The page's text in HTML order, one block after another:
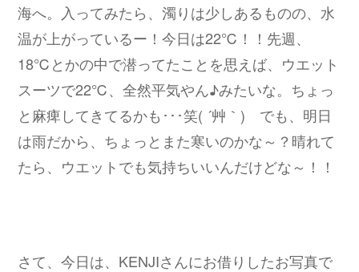
海へ。入ってみたら、濁りは少しあるものの、水
温が上がっているー！今日は22℃！！先週、
18℃とかの中で潜ってたことを思えば、ウエット
スーツで22℃、全然平気やん♪みたいな。ちょっ
と麻痺してきてるかも･･･笑( ´艸｀) でも、明日
は雨だから、ちょっとまた寒いのかな～？晴れて
たら、ウエットでも気持ちいいんだけどな～！！
さて、今日は、KENJIさんにお借りしたお写真で